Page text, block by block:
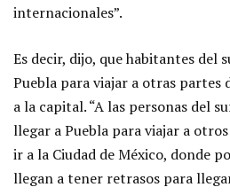
internacionales”.
Es decir, dijo, que habitantes del
Puebla para viajar a otras partes
a la capital. “A las personas del
llegar a Puebla para viajar a
ir a la Ciudad de México, donde
llegan a tener retrasos para